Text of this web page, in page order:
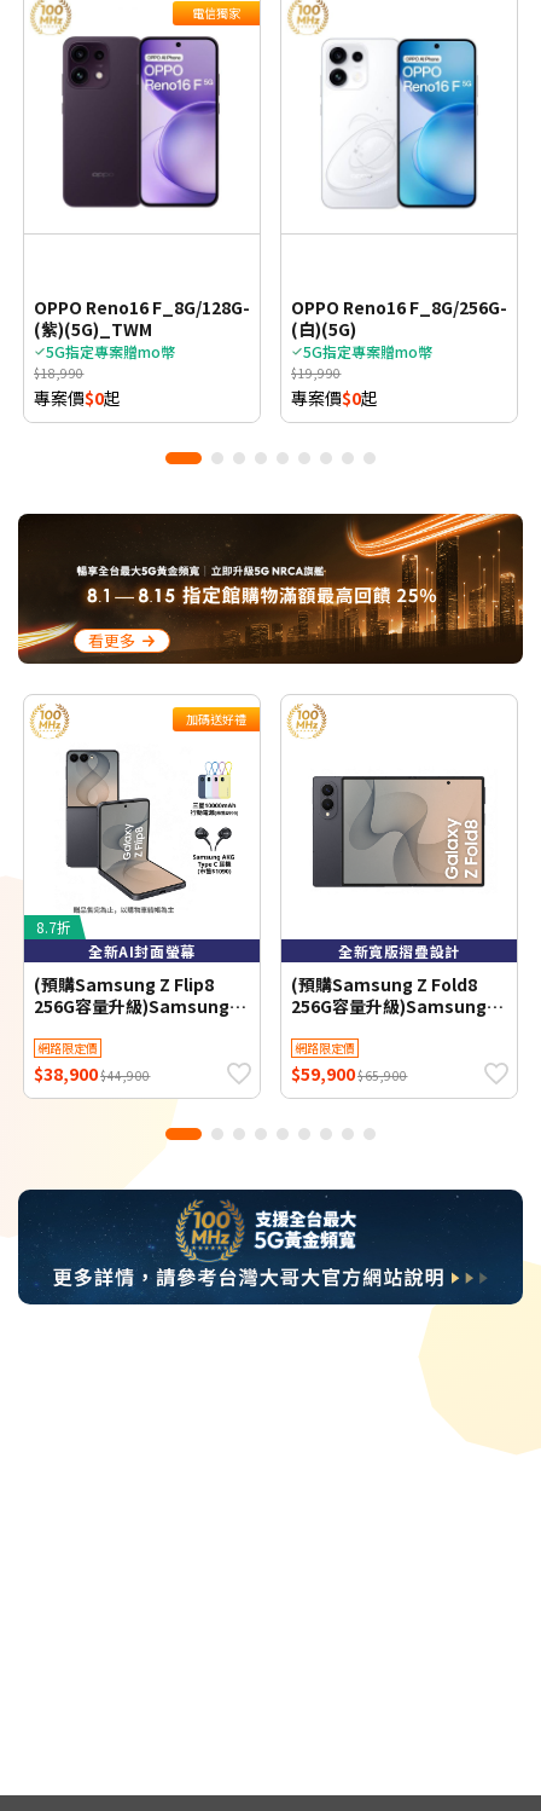
電信獨家
OPPO Reno16 F_8G/128G-
(紫)(5G)_TWM
5G指定專案贈mo幣
$18,990
專案價$0起
OPPO Reno16 F_8G/256G-
(白)(5G)
5G指定專案贈mo幣
$19,990
專案價$0起
看更多
8.7折
加碼送好禮
全新AI封面螢幕
(預購Samsung Z Flip8
256G容量升級)Samsung
12GB/512GB(石墨灰)(5G)
網路限定價
$38,900$44,900
全新寬版摺疊設計
(預購Samsung Z Fold8
256G容量升級)Samsung
12GB/512GB(石墨灰)(5G)
網路限定價
$59,900$65,900